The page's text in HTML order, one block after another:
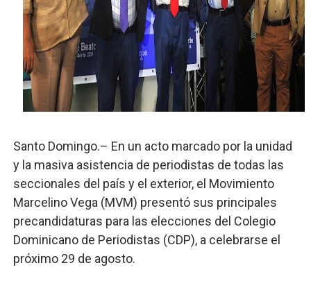
UNTC inicia ofensiva para recuperar fuerza gremial
PRM escogerá este domingo su nueva cúpula
Candidato a presidente del Colegio de Notarios hace
Digecac realizará Primer Festival de Plantas 2026
Josefa Castillo: Liderazgo y Transformación Social al
Santo Domingo.– En un acto marcado por la unidad
y la masiva asistencia de periodistas de todas las
seccionales del país y el exterior, el Movimiento
Marcelino Vega (MVM) presentó sus principales
precandidaturas para las elecciones del Colegio
Dominicano de Periodistas (CDP), a celebrarse el
próximo 29 de agosto.